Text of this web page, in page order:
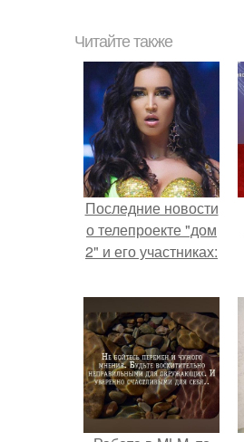
Читайте также
Последние новости
о телепроекте "дом
2" и его участниках: